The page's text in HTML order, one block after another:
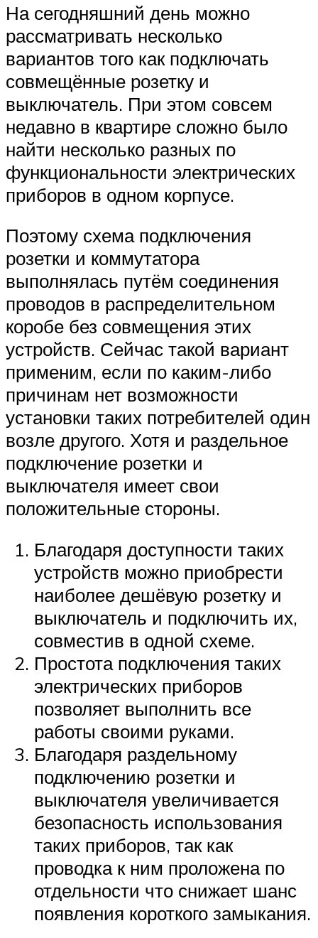
На сегодняшний день можно
рассматривать несколько
вариантов того как подключать
совмещённые розетку и
выключатель. При этом совсем
недавно в квартире сложно было
найти несколько разных по
функциональности электрических
приборов в одном корпусе.
Поэтому схема подключения
розетки и коммутатора
выполнялась путём соединения
проводов в распределительном
коробе без совмещения этих
устройств. Сейчас такой вариант
применим, если по каким-либо
причинам нет возможности
установки таких потребителей один
возле другого. Хотя и раздельное
подключение розетки и
выключателя имеет свои
положительные стороны.
Благодаря доступности таких
устройств можно приобрести
наиболее дешёвую розетку и
выключатель и подключить их,
совместив в одной схеме.
Простота подключения таких
электрических приборов
позволяет выполнить все
работы своими руками.
Благодаря раздельному
подключению розетки и
выключателя увеличивается
безопасность использования
таких приборов, так как
проводка к ним проложена по
отдельности что снижает шанс
появления короткого замыкания.